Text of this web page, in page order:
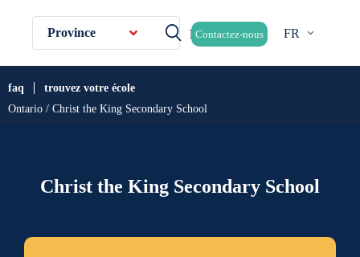
Province Contactez-nous FR
Ontario / Christ the King Secondary School
faq trouvez votre école
Christ the King Secondary School